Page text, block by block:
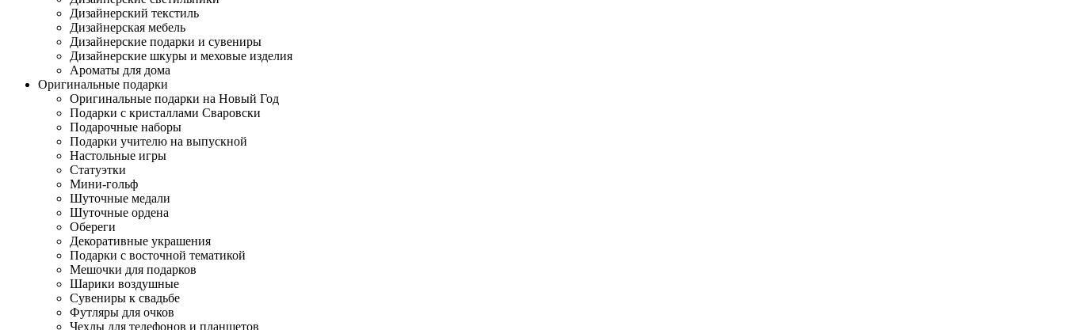
Дизайнерский текстиль
Дизайнерская мебель
Дизайнерские подарки и сувениры
Дизайнерские шкуры и меховые изделия
Ароматы для дома
Оригинальные подарки
Оригинальные подарки на Новый Год
Подарки с кристаллами Сваровски
Подарочные наборы
Подарки учителю на выпускной
Настольные игры
Статуэтки
Мини-гольф
Шуточные медали
Шуточные ордена
Обереги
Декоративные украшения
Подарки с восточной тематикой
Мешочки для подарков
Шарики воздушные
Сувениры к свадьбе
Футляры для очков
Чехлы для телефонов и планшетов